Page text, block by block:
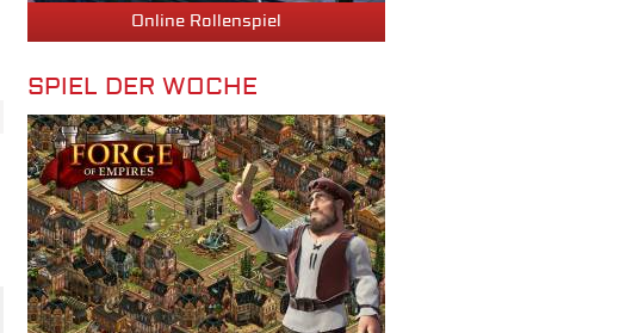
Online Rollenspiel
SPIEL DER WOCHE